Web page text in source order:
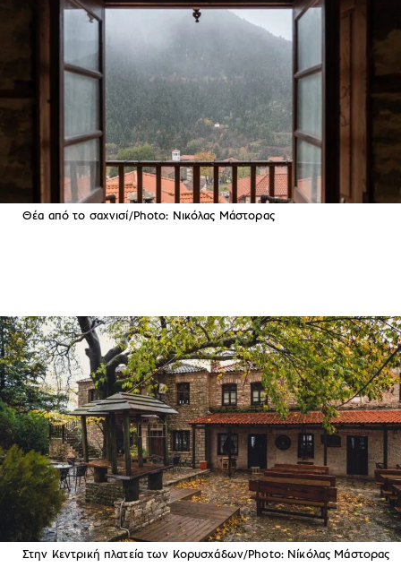
Θέα από το σαχνισί/Photo: Νικόλας Μάστορας
Στην Κεντρική πλατεία των Κορυσχάδων/Photo: Νίκόλας Μάστορας